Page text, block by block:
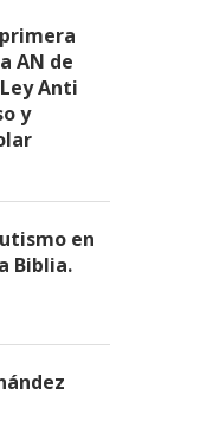
AN de
Anti
y
en
Biblia.